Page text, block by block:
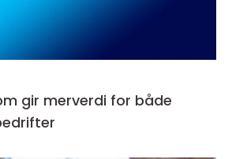
gir merverdi for både